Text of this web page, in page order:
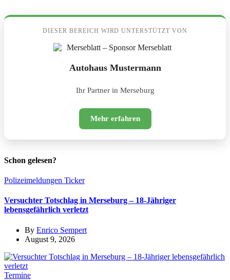
DIESER BEREICH WIRD UNTERSTÜTZT VON
Autohaus Mustermann
Ihr Partner in Merseburg
Mehr erfahren
Schon gelesen?
Polizeimeldungen Ticker
Versuchter Totschlag in Merseburg – 18-Jähriger
lebensgefährlich verletzt
By Enrico Sempert
August 9, 2026
Termine